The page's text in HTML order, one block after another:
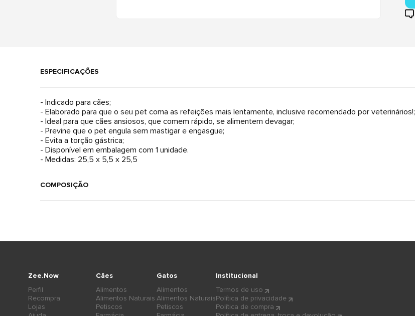
ESPECIFICAÇÕES
- Indicado para cães;
- Elaborado para que o seu pet coma as refeições mais lentamente, inclusive recomendado por veterinários!;
- Ideal para que cães ansiosos, que comem rápido, se alimentem devagar;
- Previne que o pet engula sem mastigar e engasgue;
- Evita a torção gástrica;
- Disponível em embalagem com 1 unidade.
- Medidas: 25,5 x 5,5 x 25,5
COMPOSIÇÃO
Cães
Alimentos
Alimentos Naturais
Petiscos
Gatos
Alimentos
Alimentos Naturais
Petiscos
Zee.Now
Perfil
Recompra
Lojas
Institucional
Termos de uso
Política de privacidade
Política de compra